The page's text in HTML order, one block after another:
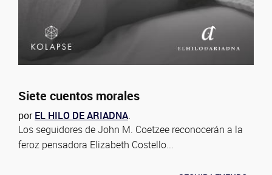
Siete cuentos morales
porEL HILO DE ARIADNA.
Los seguidores de John M. Coetzee reconocerán a la
feroz pensadora Elizabeth Costello...